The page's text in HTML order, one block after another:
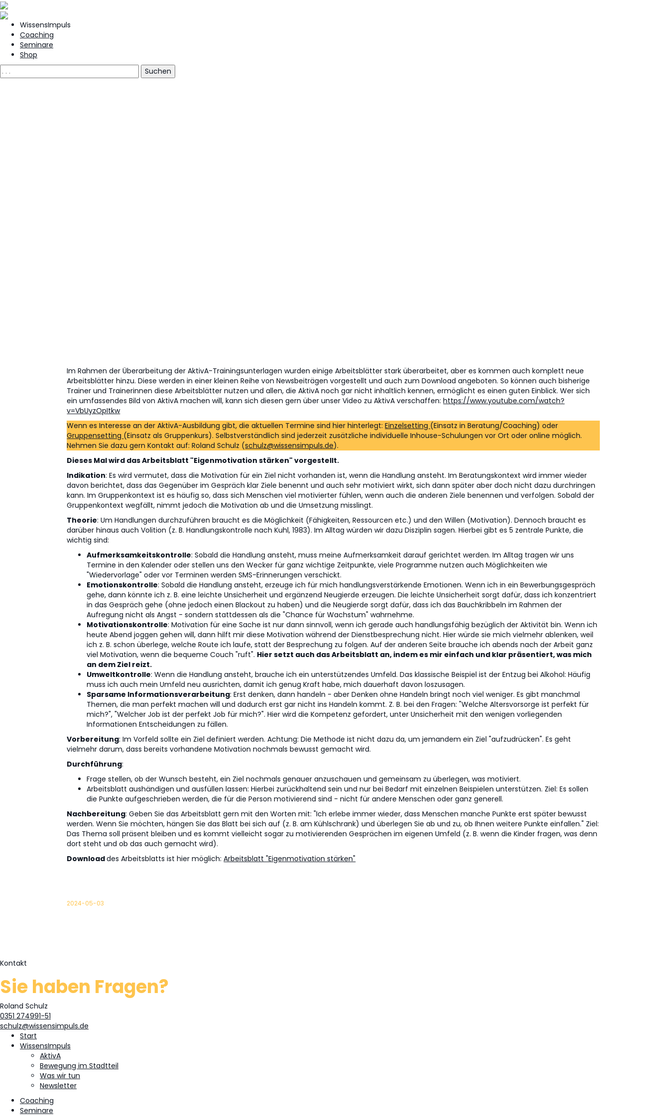
WissensImpuls
Coaching
Seminare
Shop
Im Rahmen der Überarbeitung der AktivA-Trainingsunterlagen wurden einige Arbeitsblätter stark überarbeitet, aber es kommen auch komplett neue
Arbeitsblätter hinzu. Diese werden in einer kleinen Reihe von Newsbeiträgen vorgestellt und auch zum Download angeboten. So können auch bisherige
Trainer und Trainerinnen diese Arbeitsblätter nutzen und allen, die AktivA noch gar nicht inhaltlich kennen, ermöglicht es einen guten Einblick. Wer sich
ein umfassendes Bild von AktivA machen will, kann sich diesen gern über unser Video zu AktivA verschaffen:https://www.youtube.com/watch?
v=VbUyzOpItkw
Wenn es Interesse an der AktivA-Ausbildung gibt, die aktuellen Termine sind hier hinterlegt:Einzelsetting (Einsatz in Beratung/Coaching) oder
Gruppensetting (Einsatz als Gruppenkurs). Selbstverständlich sind jederzeit zusätzliche individuelle Inhouse-Schulungen vor Ort oder online möglich.
Nehmen Sie dazu gern Kontakt auf: Roland Schulz (schulz@wissensimpuls.de).
Dieses Mal wird das Arbeitsblatt "Eigenmotivation stärken" vorgestellt.
Indikation: Es wird vermutet, dass die Motivation für ein Ziel nicht vorhanden ist, wenn die Handlung ansteht. Im Beratungskontext wird immer wieder
davon berichtet, dass das Gegenüber im Gespräch klar Ziele benennt und auch sehr motiviert wirkt, sich dann später aber doch nicht dazu durchringen
kann. Im Gruppenkontext ist es häufig so, dass sich Menschen viel motivierter fühlen, wenn auch die anderen Ziele benennen und verfolgen. Sobald der
Gruppenkontext wegfällt, nimmt jedoch die Motivation ab und die Umsetzung misslingt.
Theorie: Um Handlungen durchzuführen braucht es die Möglichkeit (Fähigkeiten, Ressourcen etc.) und den Willen (Motivation). Dennoch braucht es
darüber hinaus auch Volition (z. B. Handlungskontrolle nach Kuhl, 1983). Im Alltag würden wir dazu Disziplin sagen. Hierbei gibt es 5 zentrale Punkte, die
wichtig sind:
Aufmerksamkeitskontrolle: Sobald die Handlung ansteht, muss meine Aufmerksamkeit darauf gerichtet werden. Im Alltag tragen wir uns
Termine in den Kalender oder stellen uns den Wecker für ganz wichtige Zeitpunkte, viele Programme nutzen auch Möglichkeiten wie
"Wiedervorlage" oder vor Terminen werden SMS-Erinnerungen verschickt.
Emotionskontrolle: Sobald die Handlung ansteht, erzeuge ich für mich handlungsverstärkende Emotionen. Wenn ich in ein Bewerbungsgespräch
gehe, dann könnte ich z. B. eine leichte Unsicherheit und ergänzend Neugierde erzeugen. Die leichte Unsicherheit sorgt dafür, dass ich konzentriert
in das Gespräch gehe (ohne jedoch einen Blackout zu haben) und die Neugierde sorgt dafür, dass ich das Bauchkribbeln im Rahmen der
Aufregung nicht als Angst - sondern stattdessen als die "Chance für Wachstum" wahrnehme.
Motivationskontrolle: Motivation für eine Sache ist nur dann sinnvoll, wenn ich gerade auch handlungsfähig bezüglich der Aktivität bin. Wenn ich
heute Abend joggen gehen will, dann hilft mir diese Motivation während der Dienstbesprechung nicht. Hier würde sie mich vielmehr ablenken, weil
ich z. B. schon überlege, welche Route ich laufe, statt der Besprechung zu folgen. Auf der anderen Seite brauche ich abends nach der Arbeit ganz
viel Motivation, wenn die bequeme Couch "ruft". Hier setzt auch das Arbeitsblatt an, indem es mir einfach und klar präsentiert, was mich
an dem Ziel reizt.
Umweltkontrolle: Wenn die Handlung ansteht, brauche ich ein unterstützendes Umfeld. Das klassische Beispiel ist der Entzug bei Alkohol: Häufig
muss ich auch mein Umfeld neu ausrichten, damit ich genug Kraft habe, mich dauerhaft davon loszusagen.
Sparsame Informationsverarbeitung: Erst denken, dann handeln - aber Denken ohne Handeln bringt noch viel weniger. Es gibt manchmal
Themen, die man perfekt machen will und dadurch erst gar nicht ins Handeln kommt. Z. B. bei den Fragen: "Welche Altersvorsorge ist perfekt für
mich?", "Welcher Job ist der perfekt Job für mich?". Hier wird die Kompetenz gefordert, unter Unsicherheit mit den wenigen vorliegenden
Informationen Entscheidungen zu fällen.
Vorbereitung: Im Vorfeld sollte ein Ziel definiert werden. Achtung: Die Methode ist nicht dazu da, um jemandem ein Ziel "aufzudrücken". Es geht
vielmehr darum, dass bereits vorhandene Motivation nochmals bewusst gemacht wird.
Durchführung:
Frage stellen, ob der Wunsch besteht, ein Ziel nochmals genauer anzuschauen und gemeinsam zu überlegen, was motiviert.
Arbeitsblatt aushändigen und ausfüllen lassen: Hierbei zurückhaltend sein und nur bei Bedarf mit einzelnen Beispielen unterstützen. Ziel: Es sollen
die Punkte aufgeschrieben werden, die für die Person motivierend sind - nicht für andere Menschen oder ganz generell.
Nachbereitung: Geben Sie das Arbeitsblatt gern mit den Worten mit: "Ich erlebe immer wieder, dass Menschen manche Punkte erst später bewusst
werden. Wenn Sie möchten, hängen Sie das Blatt bei sich auf (z. B. am Kühlschrank) und überlegen Sie ab und zu, ob Ihnen weitere Punkte einfallen." Ziel:
Das Thema soll präsent bleiben und es kommt vielleicht sogar zu motivierenden Gesprächen im eigenen Umfeld (z. B. wenn die Kinder fragen, was denn
dort steht und ob das auch gemacht wird).
Downloaddes Arbeitsblatts ist hier möglich:Arbeitsblatt "Eigenmotivation stärken"
2024-05-03
Kontakt
Sie haben Fragen?
Roland Schulz
0351 274991-51
schulz@wissensimpuls.de
Start
WissensImpuls
AktivA
Bewegung im Stadtteil
Was wir tun
Newsletter
Coaching
Seminare